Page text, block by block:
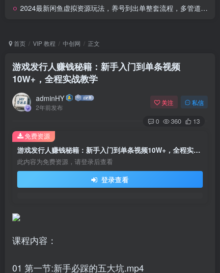
2024最新闲鱼虚拟资源玩法，养号到出单整套流程，多管道收益，每天2小时月收入过万
首页 VIP 教程 中创网 正文
游戏发行人赚钱秘籍：新手入门到单条视频
10W+，全程实战教学
adminHY
2年前发布
关注 私信
0 360 13
游戏发行人赚钱秘籍：新手入门到单条视频10W+，全程实战教学
此内容为免费资源，请登录后查看
登录查看
免费资源
课程内容：
01 第一节:新手必踩的五大坑.mp4